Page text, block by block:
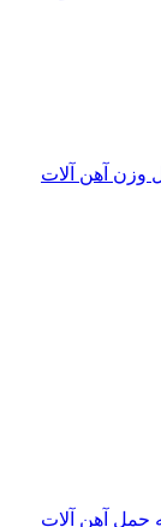
وزن آهن آلات
حمل آهن آلات